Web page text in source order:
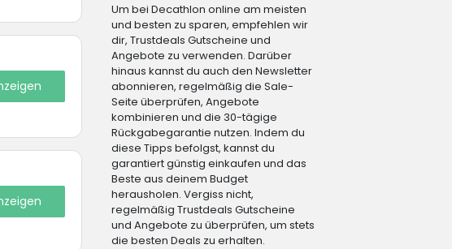
Um bei Decathlon online am meisten
und besten zu sparen, empfehlen wir
dir, Trustdeals Gutscheine und
Angebote zu verwenden. Darüber
hinaus kannst du auch den Newsletter
abonnieren, regelmäßig die Sale-
Seite überprüfen, Angebote
kombinieren und die 30-tägige
Rückgabegarantie nutzen. Indem du
diese Tipps befolgst, kannst du
garantiert günstig einkaufen und das
Beste aus deinem Budget
herausholen. Vergiss nicht,
regelmäßig Trustdeals Gutscheine
und Angebote zu überprüfen, um stets
die besten Deals zu erhalten.